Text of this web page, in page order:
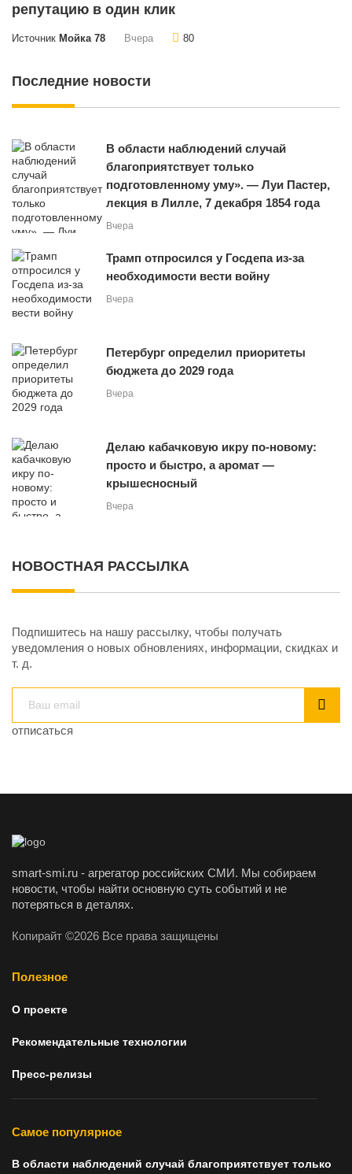
репутацию в один клик
Источник Мойка 78 Вчера 80
Последние новости
В области наблюдений случай
благоприятствует только
подготовленному уму». — Луи Пастер,
лекция в Лилле, 7 декабря 1854 года
Вчера
Трамп отпросился у Госдепа из-за
необходимости вести войну
Вчера
Петербург определил приоритеты
бюджета до 2029 года
Вчера
Делаю кабачковую икру по-новому:
просто и быстро, а аромат —
крышесносный
Вчера
НОВОСТНАЯ РАССЫЛКА
Подпишитесь на нашу рассылку, чтобы получать
уведомления о новых обновлениях, информации, скидках и
т. д.
отписаться
smart-smi.ru - агрегатор российских СМИ. Мы собираем
новости, чтобы найти основную суть событий и не
потеряться в деталях.
Копирайт ©2026 Все права защищены
Полезное
О проекте
Рекомендательные технологии
Пресс-релизы
Самое популярное
В области наблюдений случай благоприятствует только